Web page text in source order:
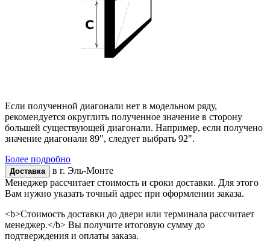
Если полученной диагонали нет в модельном ряду,
рекомендуется округлить полученное значение в сторону
большей существующей диагонали. Например, если получено
значение диагонали 89", следует выбрать 92".
Более подробно
Доставка в г. Эль-Монте
Менеджер рассчитает стоимость и сроки доставки. Для этого
Вам нужно указать точный адрес при оформлении заказа.
<b>Стоимость доставки до двери или терминала рассчитает
менеджер.</b> Вы получите итоговую сумму до
подтверждения и оплаты заказа.